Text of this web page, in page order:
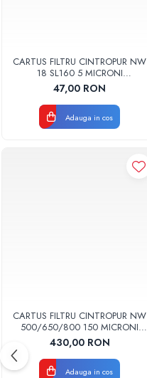
CARTUS FILTRU CINTROPUR NW
18 SL160 5 MICRONI
MANSOANE FILTRARE SET 5BUC
47,00 RON
Adauga in cos
CARTUS FILTRU CINTROPUR NW
500/650/800 150 MICRONI
MANSOANE FILTRARE SET 5BUC
430,00 RON
Adauga in cos